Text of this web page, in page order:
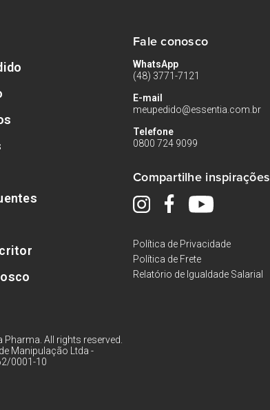
Fale conosco
WhatsApp
(48) 3771-7121
E-mail
meupedido@essentia.com.br
Telefone
0800 724 9099
Compartilhe inspirações
Política de Privacidade
Política de Frete
Relatório de Igualdade Salarial
All rights reserved.
Manipulação Ltda-
0001-10